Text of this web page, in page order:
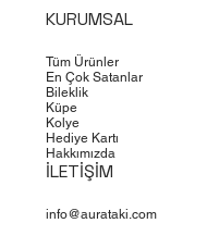
KURUMSAL
Tüm Ürünler
En Çok Satanlar
Bileklik
Küpe
Kolye
Hediye Kartı
Hakkımızda
İLETİŞİM
info@aurataki.com